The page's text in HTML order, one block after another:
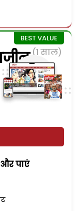
(1 साल)
पाएं